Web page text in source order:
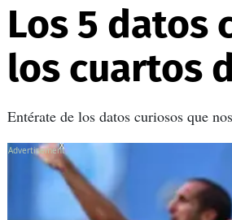
Los 5 datos
los cuartos
Entérate de los datos curiosos que
X